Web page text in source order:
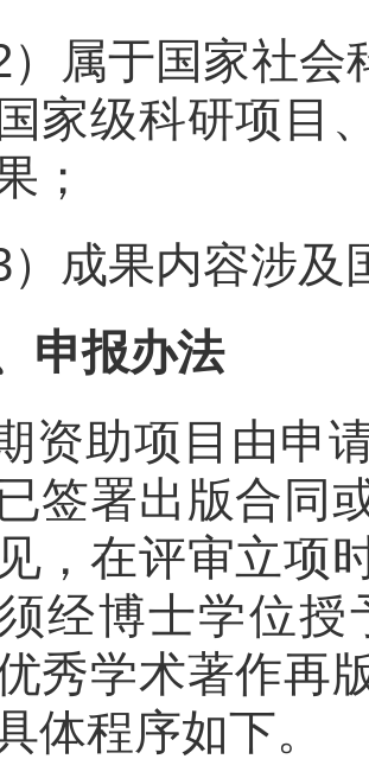
2）属于国家社
家级科研项目
；
3）成果内容涉
申报办法
资助项目由申
签署出版合同
，在评审立项
经博士学位
秀学术著作再
体程序如下。